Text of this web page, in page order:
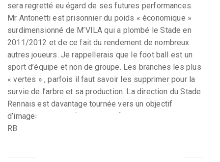
sera regretté eu égard de ses futures performances.
Mr Antonetti est prisonnier du poids « économique »
surdimensionné de M’VILA qui a plombé le Stade en
2011/2012 et de ce fait du rendement de nombreux
autres joueurs. Je rappellerais que le foot ball est un
sport d’équipe et non de groupe. Les branches les plus
« vertes » , parfois il faut savoir les supprimer pour la
survie de l’arbre et sa production. La direction du Stade
Rennais est davantage tournée vers un objectif
d’images "PINAULT) que de performance !
RB